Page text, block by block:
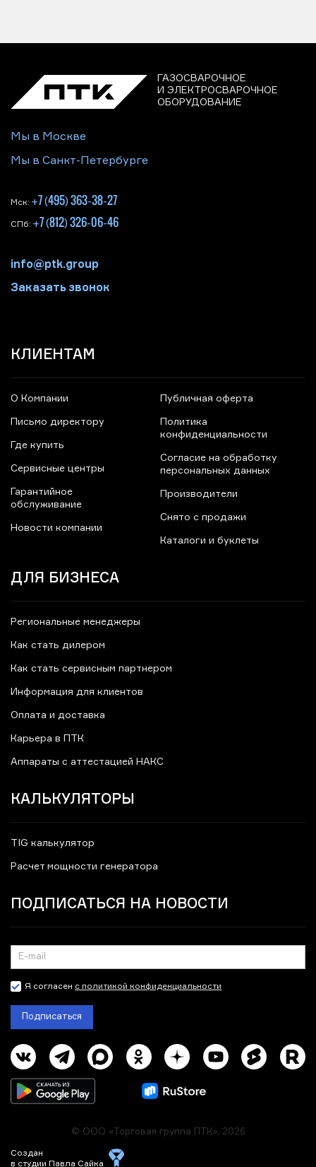
ГАЗОСВАРОЧНОЕ
И ЭЛЕКТРОСВАРОЧНОЕ
ОБОРУДОВАНИЕ
Мы в Москве
Мы в Санкт-Петербурге
Мск: +7 (495) 363-38-27
СПб: +7 (812) 326-06-46
info@ptk.group
Заказать звонок
КЛИЕНТАМ
О Компании
Письмо директору
Где купить
Сервисные центры
Гарантийное
обслуживание
Новости компании
Публичная оферта
Политика
конфиденциальности
Согласие на обработку
персональных данных
Производители
Снято с продажи
Каталоги и буклеты
ДЛЯ БИЗНЕСА
Региональные менеджеры
Как стать дилером
Как стать сервисным партнером
Информация для клиентов
Оплата и доставка
Карьера в ПТК
Аппараты с аттестацией НАКС
КАЛЬКУЛЯТОРЫ
TIG калькулятор
Расчет мощности генератора
ПОДПИСАТЬСЯ НА НОВОСТИ
Я согласен с политикой конфиденциальности
Подписаться
Создан
в студии Павла Сайка
© ООО «Торговая группа ПТК», 2026